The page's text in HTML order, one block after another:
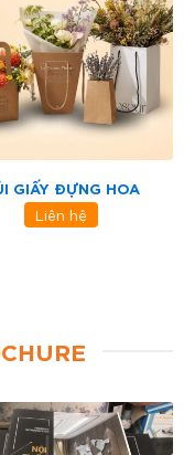
GIẤY ĐỰNG HOA
Liên hệ